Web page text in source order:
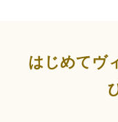
はじめてヴ